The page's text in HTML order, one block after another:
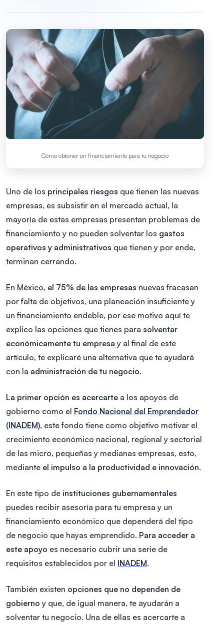
Cómo obtener un financiamiento para tu negocio
Uno de los principales riesgos que tienen las nuevas
empresas, es subsistir en el mercado actual, la
mayoría de estas empresas presentan problemas de
financiamiento y no pueden solventar los gastos
operativos y administrativos que tienen y por ende,
terminan cerrando.
En México, el 75% de las empresas nuevas fracasan
por falta de objetivos, una planeación insuficiente y
un financiamiento endeble, por ese motivo aquí te
explico las opciones que tienes para solventar
económicamente tu empresa y al final de este
artículo, te explicaré una alternativa que te ayudará
con la administración de tu negocio.
La primer opción es acercarte a los apoyos de
gobierno como el Fondo Nacional del Emprendedor
(INADEM), este fondo tiene como objetivo motivar el
crecimiento económico nacional, regional y sectorial
de las micro, pequeñas y medianas empresas, esto,
mediante el impulso a la productividad e innovación.
En este tipo de instituciones gubernamentales
puedes recibir asesoría para tu empresa y un
financiamiento económico que dependerá del tipo
de negocio que hayas emprendido. Para acceder a
este apoyo es necesario cubrir una serie de
requisitos establecidos por el INADEM.
También existen opciones que no dependen de
gobierno y que, de igual manera, te ayudarán a
solventar tu negocio. Una de ellas es acercarte a